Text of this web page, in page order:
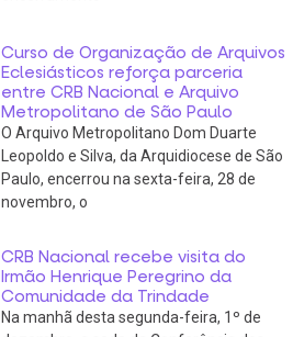
Curso de Organização de Arquivos
Eclesiásticos reforça parceria
entre CRB Nacional e Arquivo
Metropolitano de São Paulo
O Arquivo Metropolitano Dom Duarte
Leopoldo e Silva, da Arquidiocese de São
Paulo, encerrou na sexta-feira, 28 de
novembro, o
CRB Nacional recebe visita do
Irmão Henrique Peregrino da
Comunidade da Trindade
Na manhã desta segunda-feira, 1º de